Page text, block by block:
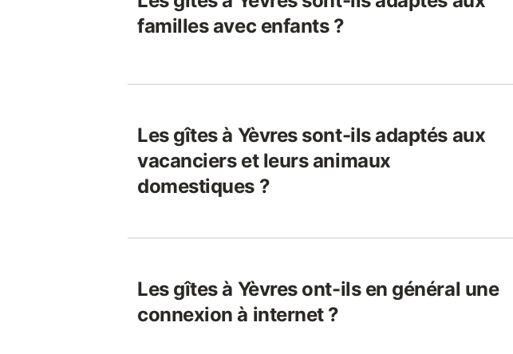
familles avec enfants ?
Les gîtes à Yèvres sont-ils adaptés aux
vacanciers et leurs animaux
domestiques ?
Les gîtes à Yèvres ont-ils en général une
connexion à internet ?